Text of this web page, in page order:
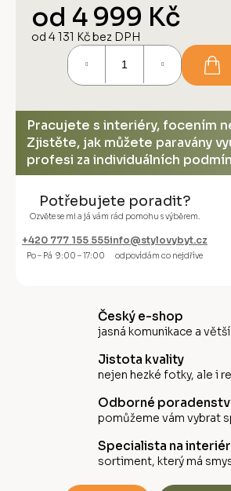
od 4 999 Kč
od 4 131 Kčbez DPH
Pracujete s interiéry, focením
Zjistěte, jak můžete paravány
profesi za individuálních
Potřebujete poradit?
Ozvěte se mi a já vám rád pomohu s výběrem.
+420 777 155 555
Po – Pá 9:00 – 17:00
info@stylovybyt.cz
odpovídám co nejdříve
Český e-shop
jasná komunikace a
Jistota kvality
nejen hezké fotky, ale i
Odborné
pomůžeme vám vybrat
Specialista na interiér
sortiment, který má